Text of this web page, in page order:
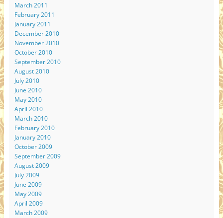
March 2011
February 2011
January 2011
December 2010
November 2010
October 2010
September 2010
August 2010
July 2010
June 2010
May 2010
April 2010
March 2010
February 2010
January 2010
October 2009
September 2009
August 2009
July 2009
June 2009
May 2009
April 2009
March 2009